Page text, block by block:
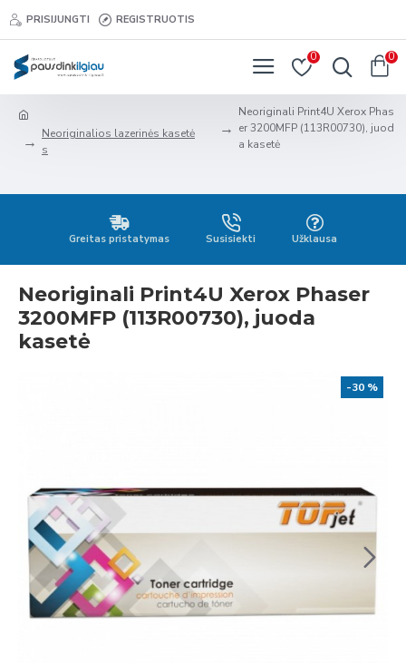
PRISIJUNGTI REGISTRUOTIS
0 0
Neoriginalios lazerinės kasetė
s
Neoriginali Print4U Xerox Phas
er 3200MFP (113R00730), juod
a kasetė
Greitas pristatymas Susisiekti Užklausa
Neoriginali Print4U Xerox Phaser
3200MFP (113R00730), juoda
kasetė
-30 %